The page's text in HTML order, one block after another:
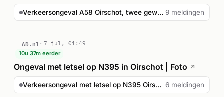
Verkeersongeval A58 Oirschot, twee gewonden 9 meldingen
AD.nl
7 jul, 01:49
10u 37m eerder
Ongeval met letsel op N395 in Oirschot | Foto ↗
Verkeersongeval met letsel op N395 Oirschot 6 meldingen